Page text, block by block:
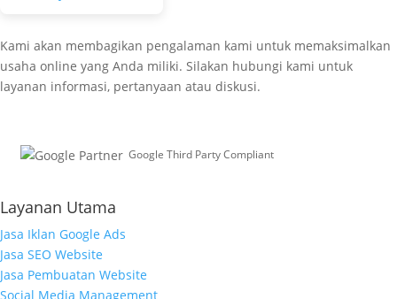
Kami akan membagikan pengalaman kami untuk memaksimalkan
usaha online yang Anda miliki. Silakan hubungi kami untuk
layanan informasi, pertanyaan atau diskusi.
Google Third Party Compliant
Layanan Utama
Jasa Iklan Google Ads
Jasa SEO Website
Jasa Pembuatan Website
Social Media Management